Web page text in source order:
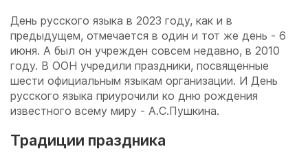
День русского языка в 2023 году, как и в
предыдущем, отмечается в один и тот же день - 6
июня. А был он учрежден совсем недавно, в 2010
году. В ООН учредили праздники, посвященные
шести официальным языкам организации. И День
русского языка приурочили ко дню рождения
известного всему миру - А.С.Пушкина.
Традиции праздника